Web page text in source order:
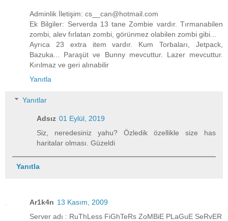
Adminlik İletişim: cs__can@hotmail.com
Ek Bilgiler: Serverda 13 tane Zombie vardır. Tırmanabilen
zombi, alev fırlatan zombi, görünmez olabilen zombi gibi...
Ayrıca 23 extra item vardır. Kum Torbaları, Jetpack,
Bazuka... Paraşüt ve Bunny mevcuttur. Lazer mevcuttur.
Kırılmaz ve geri alınabilir
Yanıtla
Yanıtlar
Adsız 01 Eylül, 2019
Siz, neredesiniz yahu? Özledik özellikle size has
haritalar olması. Güzeldi
Yanıtla
Ar1k4n 13 Kasım, 2009
Server adı : RuThLess FiGhTeRs ZoMBiE PLaGuE SeRvER